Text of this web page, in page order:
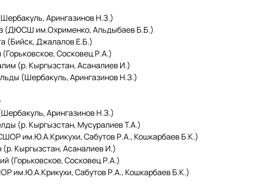
Арингазинов Н.З.)
(ДЮСШ им.Охрименко, Альдыбаев Б.Б.)
(Бийск, Джалалов Е.Б.)
Сосковец Р.А.)
(р. Кыргызстан, Асаналиев И.)
(Шербакуль, Арингазинов Н.З.)
Арингазинов Н.З.)
(р. Кыргызстан, Мусуралиев Т.А.)
им.Ю.А.Крикухи, Сабутов Р.А., Кошкарбаев Б.К.)
Кыргызстан, Асаналиев И.)
(Горьковское, Сосковец Р.А.)
им.Ю.А.Крикухи, Сабутов Р.А., Кошкарбаев Б.К.)